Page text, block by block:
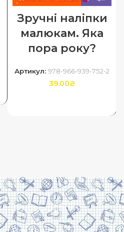
Зручні наліпки
малюкам. Яка
пора року?
Артикул: 978-966-939-752-2
39.00₴
Договір оферти